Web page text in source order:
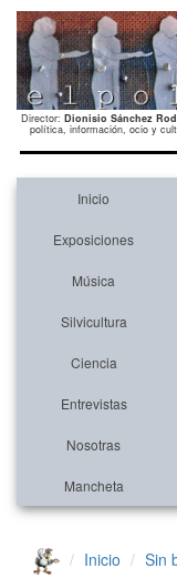
Director: Dionisio Sánchez
política, información, ocio y
Inicio
Exposiciones
Música
Silvicultura
Ciencia
Entrevistas
Nosotras
Mancheta
Inicio Sin